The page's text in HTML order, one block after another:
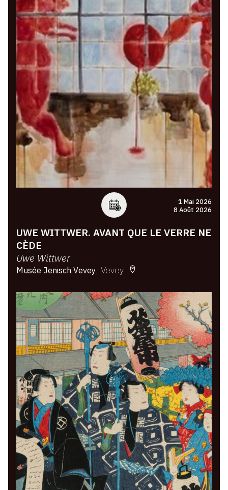
1 Mai 2026
8 Août 2026
UWE WITTWER. AVANT QUE LE VERRE NE
CÈDE
Uwe Wittwer
Musée Jenisch Vevey Vevey